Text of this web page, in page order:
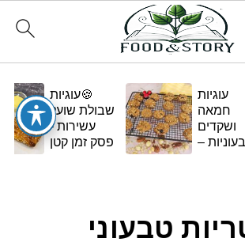
עוגיות
חמאה
ושקדים
–
🍪עוגיות
שבולת שועל
עשירות -
פסק זמן קטן
טבעוני